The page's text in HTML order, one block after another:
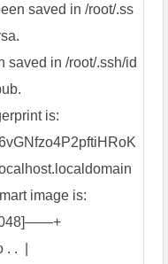
saved in /root/.ss
.
saved in /root/.ssh/id
.
is:
. localdomain
image is:
]——+
. .